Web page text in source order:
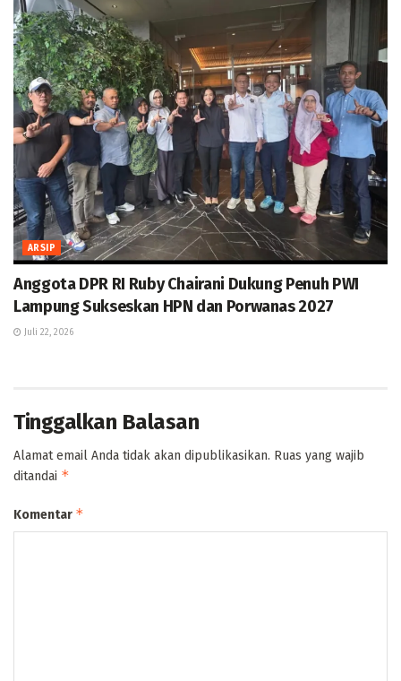
ARSIP
Anggota DPR RI Ruby Chairani Dukung Penuh PWI
Lampung Sukseskan HPN dan Porwanas 2027
Juli 22, 2026
Tinggalkan Balasan
Alamat email Anda tidak akan dipublikasikan. Ruas yang wajib
ditandai *
Komentar *